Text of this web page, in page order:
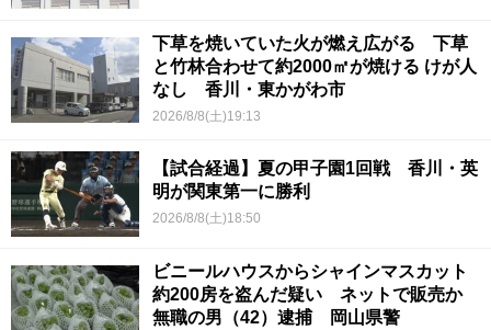
下草を焼いていた火が燃え広がる 下草
と竹林合わせて約2000㎡が焼ける けが人
なし 香川・東かがわ市
2026/8/8(土)19:13
【試合経過】夏の甲子園1回戦 香川・英
明が関東第一に勝利
2026/8/8(土)18:50
ビニールハウスからシャインマスカット
約200房を盗んだ疑い ネットで販売か
無職の男（42）逮捕 岡山県警